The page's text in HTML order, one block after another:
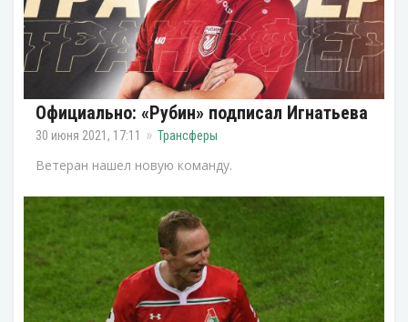
Официально: «Рубин» подписал Игнатьева
30 июня 2021, 17:11 Трансферы
Ветеран нашел новую команду.